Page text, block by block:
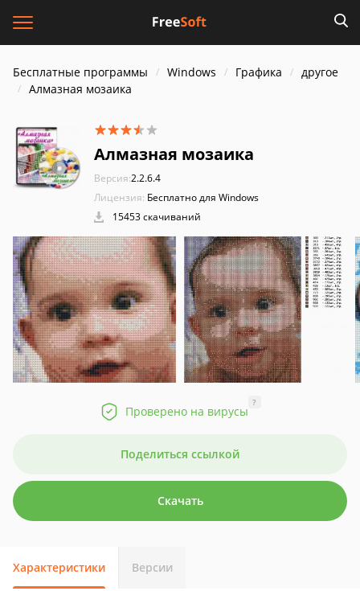
Бесплатные программы Windows Графика
другое
Алмазная мозаика
Алмазная мозаика
Версия:2.2.6.4
Лицензия: Бесплатно для Windows
15453 скачиваний
Проверено на вирусы
?
Поделиться ссылкой
Скачать
Характеристики Версии